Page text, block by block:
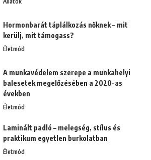
Hormonbarát táplálkozás nőknek – mit
kerülj, mit támogass?
Életmód
A munkavédelem szerepe a munkahelyi
balesetek megelőzésében a 2020-as
években
Életmód
Laminált padló – melegség, stílus és
praktikum egyetlen burkolatban
Életmód